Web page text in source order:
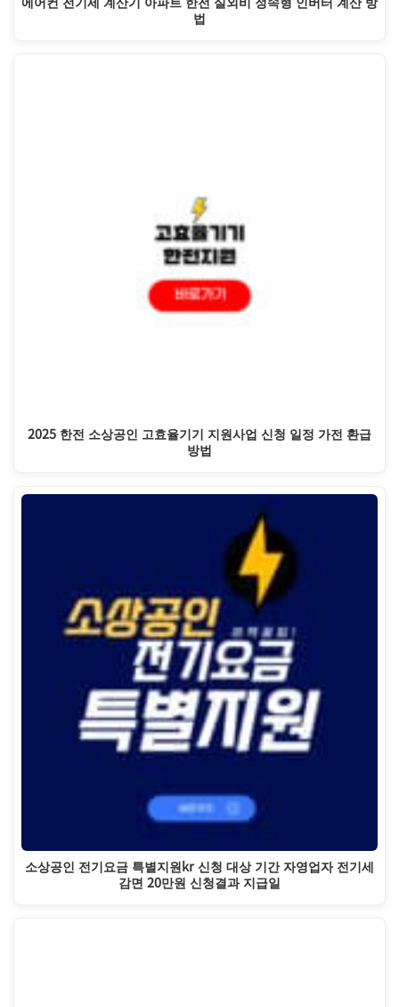
법
2025 한전 소상공인 고효율기기 지원사업 신청 일정 가전 환급
방법
소상공인 전기요금 특별지원kr 신청 대상 기간 자영업자 전기세
감면 20만원 신청결과 지급일